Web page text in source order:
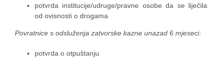
potvrda institucije/udruge/pravne osobe da se liječila
od ovisnosti o drogama
Povratnice s odsluženja zatvorske kazne unazad 6 mjeseci:
potvrda o otpuštanju